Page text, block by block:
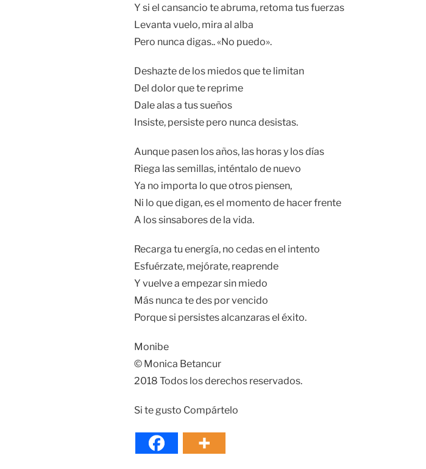
Y si el cansancio te abruma, retoma tus fuerzas
Levanta vuelo, mira al alba
Pero nunca digas.. «No puedo».
Deshazte de los miedos que te limitan
Del dolor que te reprime
Dale alas a tus sueños
Insiste, persiste pero nunca desistas.
Aunque pasen los años, las horas y los días
Riega las semillas, inténtalo de nuevo
Ya no importa lo que otros piensen,
Ni lo que digan, es el momento de hacer frente
A los sinsabores de la vida.
Recarga tu energía, no cedas en el intento
Esfuérzate, mejórate, reaprende
Y vuelve a empezar sin miedo
Más nunca te des por vencido
Porque si persistes alcanzaras el éxito.
Monibe
© Monica Betancur
2018 Todos los derechos reservados.
Si te gusto Compártelo